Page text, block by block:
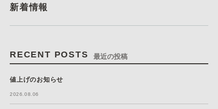
新着情報
RECENT POSTS 最近の投稿
値上げのお知らせ
2026.08.06